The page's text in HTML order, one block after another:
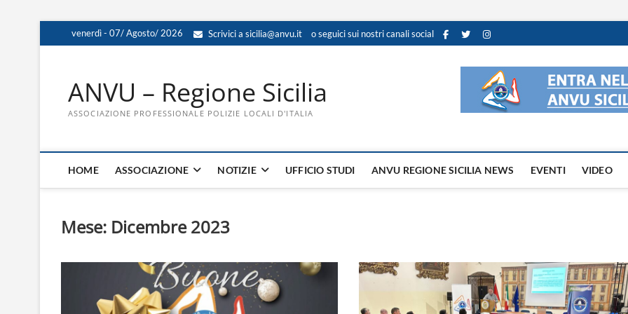
to
venerdì - 07/ Agosto/ 2026 Scrivici a sicilia@anvu.it o seguici sui nostri canali social
ANVU – Regione Sicilia
ASSOCIAZIONE PROFESSIONALE POLIZIE LOCALI D'ITALIA
HOME ASSOCIAZIONE NOTIZIE UFFICIO STUDI ANVU REGIONE SICILIA NEWS EVENTI VIDEO
Mese: Dicembre 2023